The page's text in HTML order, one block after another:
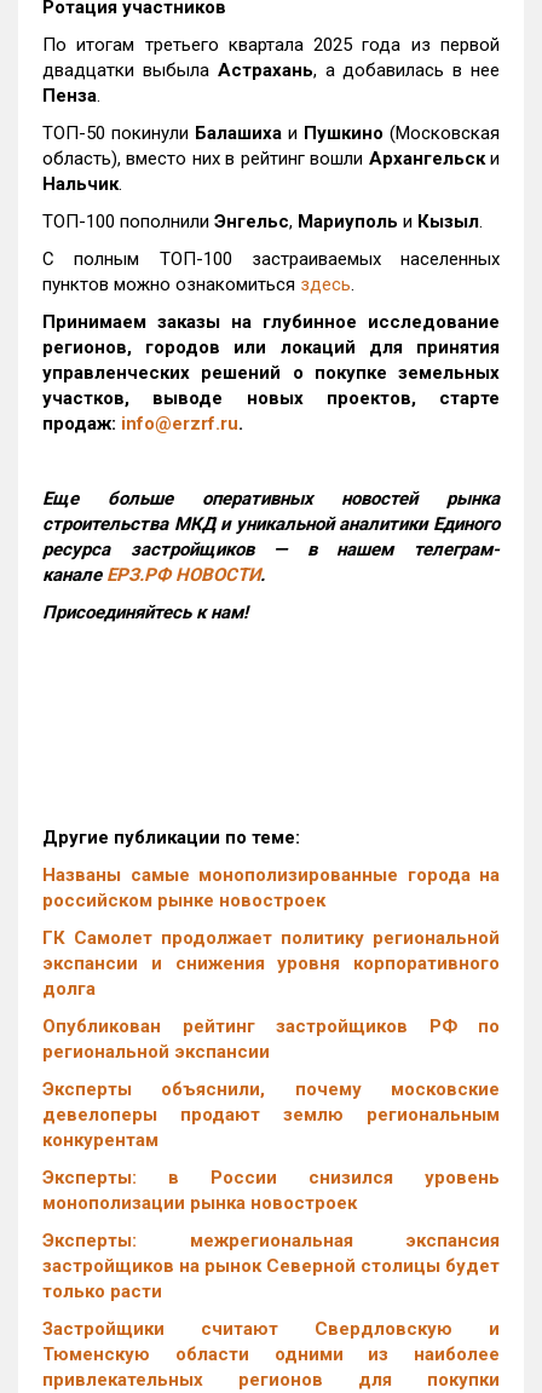
Ротация участников
По итогам третьего квартала 2025 года из первой
двадцатки выбыла Астрахань, а добавилась в нее
Пенза.
ТОП-50 покинули Балашиха и Пушкино (Московская
область), вместо них в рейтинг вошли Архангельски
Нальчик.
ТОП-100 пополнили Энгельс, Мариуполь и Кызыл.
С полным ТОП-100 застраиваемых населенных
пунктов можно ознакомиться здесь.
Принимаем заказы на глубинное исследование
регионов, городов или локаций для принятия
управленческих решений о покупке земельных
участков, выводе новых проектов, старте
продаж: info@erzrf.ru.
Еще больше оперативных новостей рынка
строительства МКД и уникальной аналитики Единого
ресурса застройщиков — в нашем телеграм-
канале ЕРЗ.РФ НОВОСТИ.
Присоединяйтесь к нам!
Другие публикации по теме:
Названы самые монополизированные города на
российском рынке новостроек
ГК Самолет продолжает политику региональной
экспансии и снижения уровня корпоративного
долга
Опубликован рейтинг застройщиков РФ по
региональной экспансии
Эксперты объяснили, почему московские
девелоперы продают землю региональным
конкурентам
Эксперты: в России снизился уровень
монополизации рынка новостроек
Эксперты: межрегиональная экспансия
застройщиков на рынок Северной столицы будет
только расти
Застройщики считают Свердловскую и
Тюменскую области одними из наиболее
привлекательных регионов для покупки